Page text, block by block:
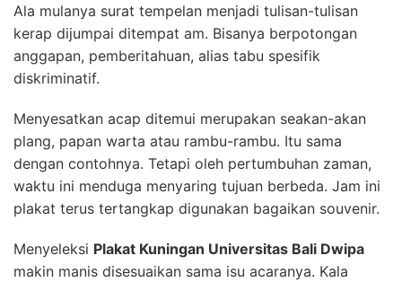
Ala mulanya surat tempelan menjadi tulisan-tulisan
kerap dijumpai ditempat am. Bisanya berpotongan
anggapan, pemberitahuan, alias tabu spesifik
diskriminatif.
Menyesatkan acap ditemui merupakan seakan-akan
plang, papan warta atau rambu-rambu. Itu sama
dengan contohnya. Tetapi oleh pertumbuhan zaman,
waktu ini menduga menyaring tujuan berbeda. Jam ini
plakat terus tertangkap digunakan bagaikan souvenir.
Menyeleksi Plakat Kuningan Universitas Bali Dwipa
makin manis disesuaikan sama isu acaranya. Kala